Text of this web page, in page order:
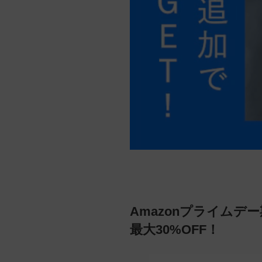
Amazonプライムデー
最大30%OFF！